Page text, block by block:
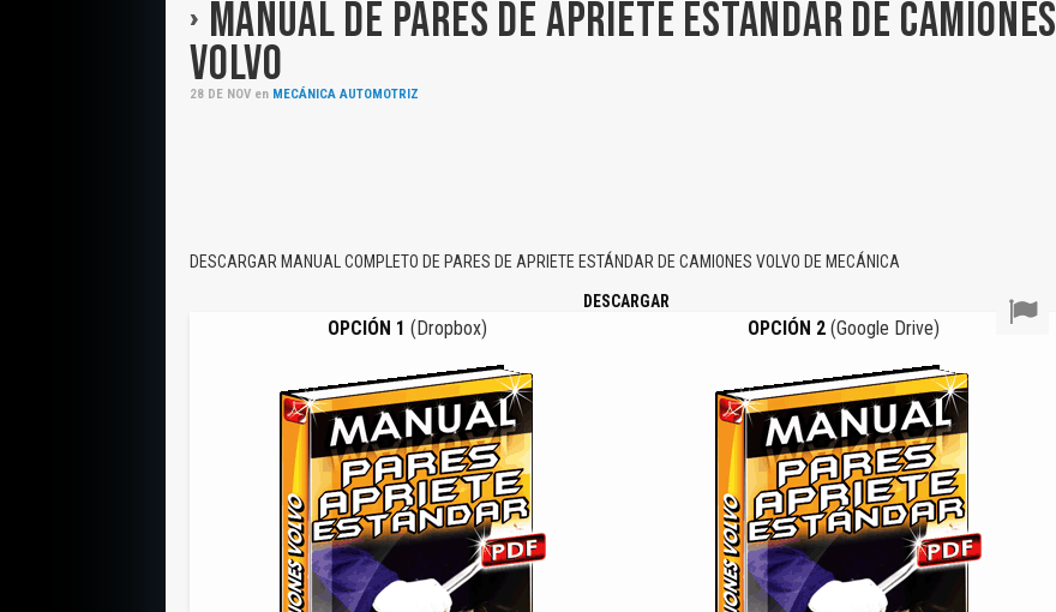
MANUAL DE PARES DE APRIETE ESTÁNDAR DE CAMIONES
VOLVO
28 DE NOV en MECÁNICA AUTOMOTRIZ
DESCARGAR MANUAL COMPLETO DE PARES DE APRIETE ESTÁNDAR DE CAMIONES VOLVO DE MECÁNICA
DESCARGAR
OPCIÓN 1 (Dropbox) OPCIÓN 2 (Google Drive)